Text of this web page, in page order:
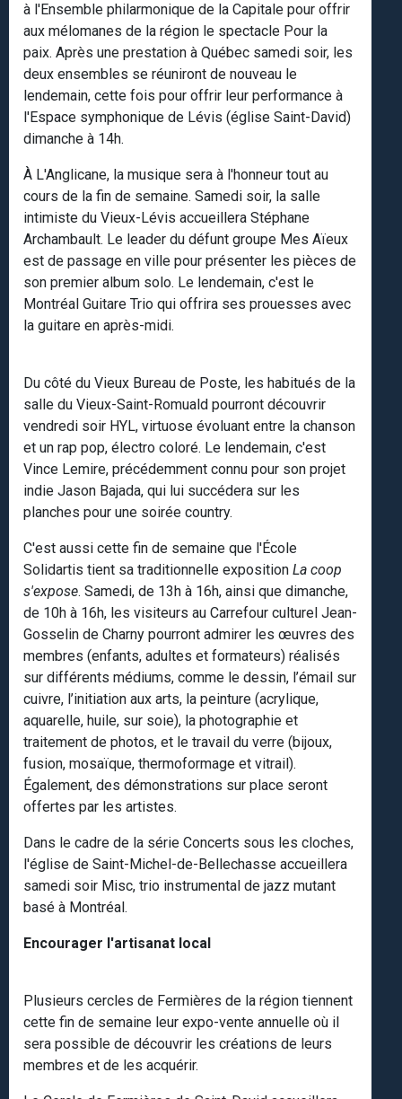
à l'Ensemble philarmonique de la Capitale pour offrir
aux mélomanes de la région le spectacle Pour la
paix. Après une prestation à Québec samedi soir, les
deux ensembles se réuniront de nouveau le
lendemain, cette fois pour offrir leur performance à
l'Espace symphonique de Lévis (église Saint-David)
dimanche à 14h.
À L'Anglicane, la musique sera à l'honneur tout au
cours de la fin de semaine. Samedi soir, la salle
intimiste du Vieux-Lévis accueillera Stéphane
Archambault. Le leader du défunt groupe Mes Aïeux
est de passage en ville pour présenter les pièces de
son premier album solo. Le lendemain, c'est le
Montréal Guitare Trio qui offrira ses prouesses avec
la guitare en après-midi.
Du côté du Vieux Bureau de Poste, les habitués de la
salle du Vieux-Saint-Romuald pourront découvrir
vendredi soir HYL, virtuose évoluant entre la chanson
et un rap pop, électro coloré. Le lendemain, c'est
Vince Lemire, précédemment connu pour son projet
indie Jason Bajada, qui lui succédera sur les
planches pour une soirée country.
C'est aussi cette fin de semaine que l'École
Solidartis tient sa traditionnelle exposition La coop
s'expose. Samedi, de 13h à 16h, ainsi que dimanche,
de 10h à 16h, les visiteurs au Carrefour culturel Jean-
Gosselin de Charny pourront admirer les œuvres des
membres (enfants, adultes et formateurs) réalisés
sur différents médiums, comme le dessin, l’émail sur
cuivre, l’initiation aux arts, la peinture (acrylique,
aquarelle, huile, sur soie), la photographie et
traitement de photos, et le travail du verre (bijoux,
fusion, mosaïque, thermoformage et vitrail).
Également, des démonstrations sur place seront
offertes par les artistes.
Dans le cadre de la série Concerts sous les cloches,
l'église de Saint-Michel-de-Bellechasse accueillera
samedi soir Misc, trio instrumental de jazz mutant
basé à Montréal.
Encourager l'artisanat local
Plusieurs cercles de Fermières de la région tiennent
cette fin de semaine leur expo-vente annuelle où il
sera possible de découvrir les créations de leurs
membres et de les acquérir.